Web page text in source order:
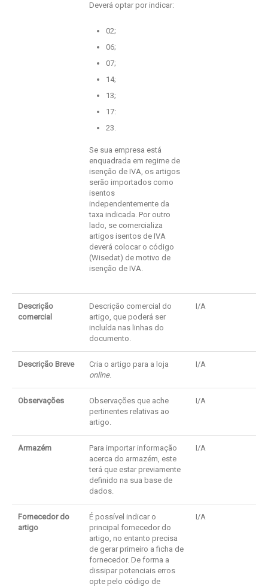
Deverá optar por indicar:
02;
06;
07;
14;
13;
17:
23.
Se sua empresa está
enquadrada em regime de
isenção de IVA, os artigos
serão importados como
isentos
independentemente da
taxa indicada. Por outro
lado, se comercializa
artigos isentos de IVA
deverá colocar o código
(Wisedat) de motivo de
isenção de IVA.
Descrição
comercial
Descrição comercial do
artigo, que poderá ser
incluída nas linhas do
documento.
I/A
Descrição Breve
Cria o artigo para a loja
online.
I/A
Observações
Observações que ache
pertinentes relativas ao
artigo.
I/A
Armazém
Para importar informação
acerca do armazém, este
terá que estar previamente
definido na sua base de
dados.
I/A
Fornecedor do
artigo
É possível indicar o
principal fornecedor do
artigo, no entanto precisa
de gerar primeiro a ficha de
fornecedor. De forma a
dissipar potenciais erros
opte pelo código de
I/A